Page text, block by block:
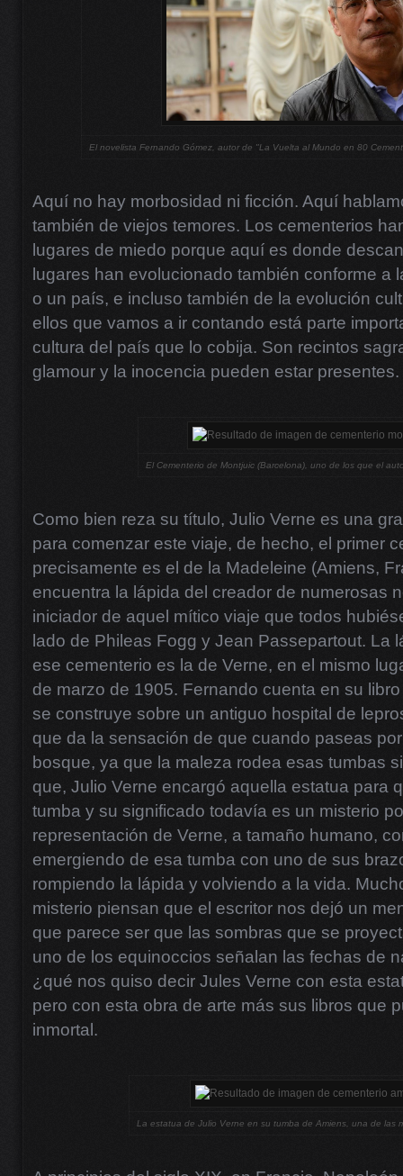
El novelista Fernando Gómez, autor de "La Vuelta al Mundo en 80
Aquí no hay morbosidad ni ficción. Aquí
también de viejos temores. Los cementerios
lugares de miedo porque aquí es donde
lugares han evolucionado también conforme a
o un país, e incluso también de la evolución
ellos que vamos a ir contando está parte
cultura del país que lo cobija. Son recintos
glamour y la inocencia pueden estar presentes.
El Cementerio de Montjuic (Barcelona), uno de los que el
Como bien reza su título, Julio Verne es una
para comenzar este viaje, de hecho, el primer
precisamente es el de la Madeleine (Amiens,
encuentra la lápida del creador de numerosas
iniciador de aquel mítico viaje que todos
lado de Phileas Fogg y Jean Passepartout. La
ese cementerio es la de Verne, en el mismo
de marzo de 1905. Fernando cuenta en su
se construye sobre un antiguo hospital de
que da la sensación de que cuando paseas
bosque, ya que la maleza rodea esas tumbas
que, Julio Verne encargó aquella estatua para
tumba y su significado todavía es un misterio
representación de Verne, a tamaño humano,
emergiendo de esa tumba con uno de sus
rompiendo la lápida y volviendo a la vida.
misterio piensan que el escritor nos dejó un
que parece ser que las sombras que se
uno de los equinoccios señalan las fechas de
¿qué nos quiso decir Jules Verne con esta
pero con esta obra de arte más sus libros que
inmortal.
La estatua de Julio Verne en su tumba de Amiens, una de las